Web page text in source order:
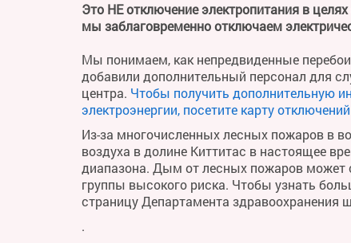
Это НЕ отключение электропитания в
мы заблаговременно отключаем
Мы понимаем, как непредвиденные
добавили дополнительный персонал для
центра. Чтобы получить дополнительную
электроэнергии, посетите карту отключений
Из-за многочисленных лесных пожаров в
воздуха в долине Киттитас в настоящее
диапазона. Дым от лесных пожаров может
группы высокого риска. Чтобы узнать
страницу Департамента
.